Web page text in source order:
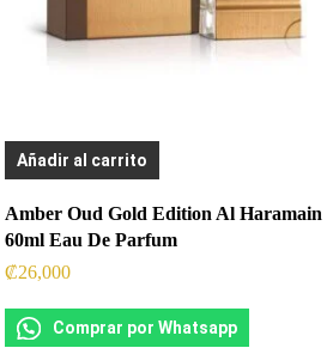
Añadir al carrito
Amber Oud Gold Edition Al Haramain
60ml Eau De Parfum
₡26,000
Comprar por Whatsapp